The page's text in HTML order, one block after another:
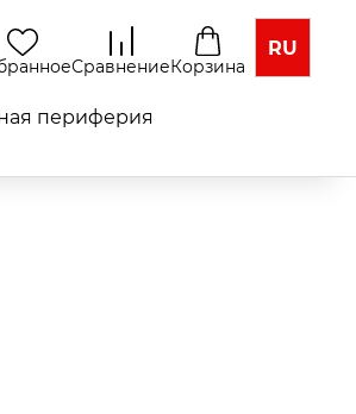
СравнениеКорзина
RU
периферия